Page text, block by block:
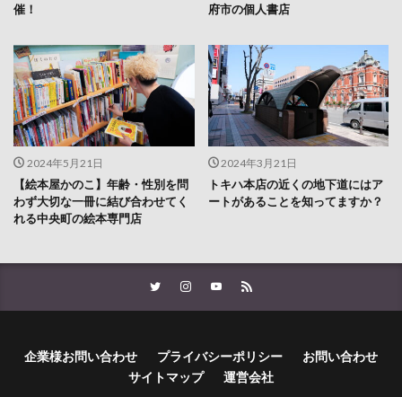
催！
府市の個人書店
2024年5月21日
【絵本屋かのこ】年齢・性別を問
わず大切な一冊に結び合わせてく
れる中央町の絵本専門店
2024年3月21日
トキハ本店の近くの地下道にはア
ートがあることを知ってますか？
企業様お問い合わせ プライバシーポリシー
お問い合わせ
サイトマップ
運営会社